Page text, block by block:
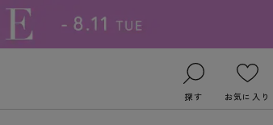
探す お気に入り